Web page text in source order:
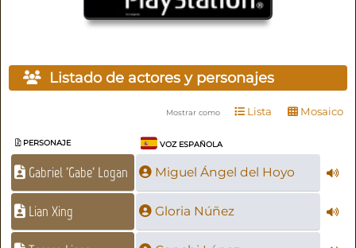
Listado de actores y personajes
Mostrar como Lista Mosaico
PERSONAJE VOZ ESPAÑOLA
Gabriel 'Gabe' Logan Miguel Ángel del Hoyo
Lian Xing Gloria Núñez